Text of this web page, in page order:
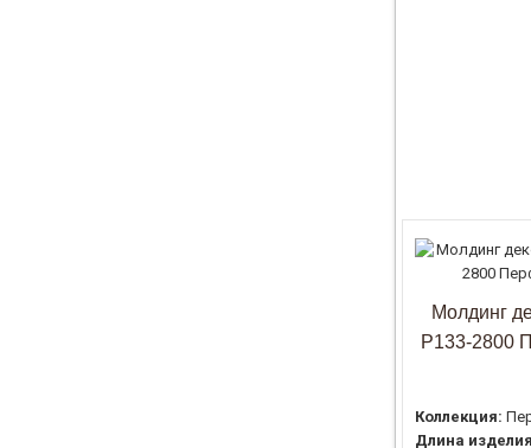
Молдинг
P133-2800
Коллекция:
Длина